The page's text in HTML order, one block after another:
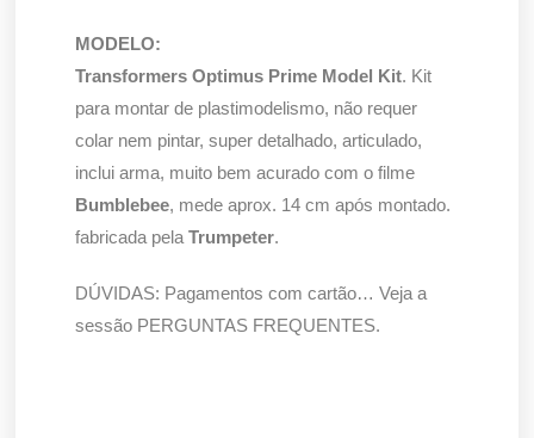
MODELO:
Transformers Optimus Prime Model Kit. Kit
para montar de plastimodelismo, não requer
colar nem pintar, super detalhado, articulado,
inclui arma, muito bem acurado com o filme
Bumblebee, mede aprox. 14 cm após montado.
fabricada pelaTrumpeter.
DÚVIDAS: Pagamentos com cartão… Veja a
sessão PERGUNTAS FREQUENTES.